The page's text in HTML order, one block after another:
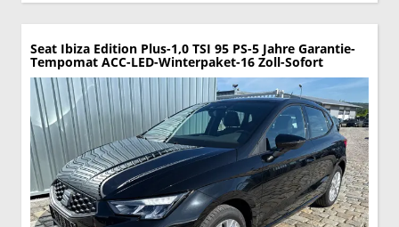
Seat Ibiza Edition Plus-1,0 TSI 95 PS-5 Jahre Garantie-
Tempomat ACC-LED-Winterpaket-16 Zoll-Sofort